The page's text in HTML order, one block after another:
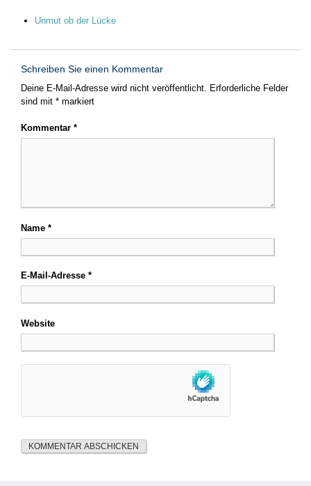
Unmut ob der Lücke
Schreiben Sie einen Kommentar
Deine E-Mail-Adresse wird nicht veröffentlicht. Erforderliche Felder
sind mit * markiert
Kommentar *
Name *
E-Mail-Adresse *
Website